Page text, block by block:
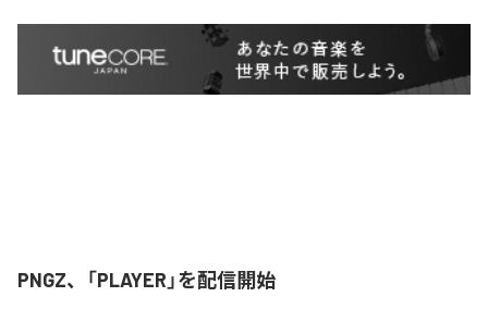
PNGZ、「PLAYER」を配信開始